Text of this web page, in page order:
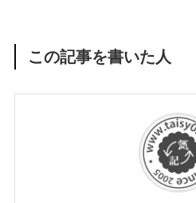
この記事を書いた人